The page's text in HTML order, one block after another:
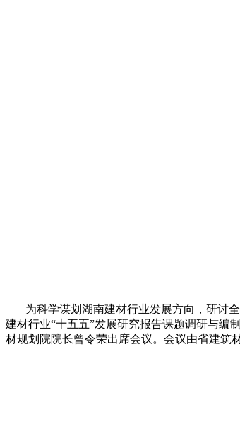
为科学谋划湖南建材行业发展方向，研讨全
建材行业“十五五”发展研究报告课题调研与编
材规划院院长曾令荣出席会议。会议由省建筑